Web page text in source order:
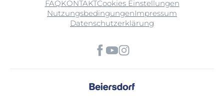
FAQKONTAKTCookies Einstellungen
NutzungsbedingungenImpressum
Datenschutzerklärung